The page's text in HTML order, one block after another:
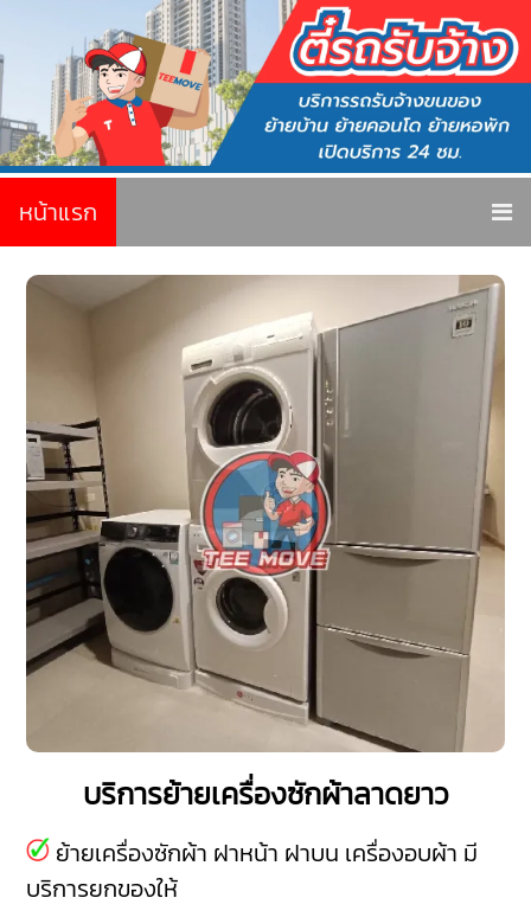
หน้าแรก
บริการย้ายเครื่องซักผ้าลาดยาว
ย้ายเครื่องซักผ้า ฝาหน้า ฝาบน เครื่องอบผ้า มี
บริการยกของให้